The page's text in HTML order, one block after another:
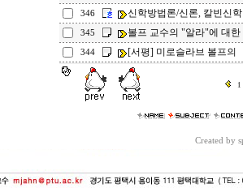
346 신학방법론/신론, 칼빈신
345 볼프 교수의 "알라"에 대
344 [서평] 미로슬라브 볼프의
1
Created by